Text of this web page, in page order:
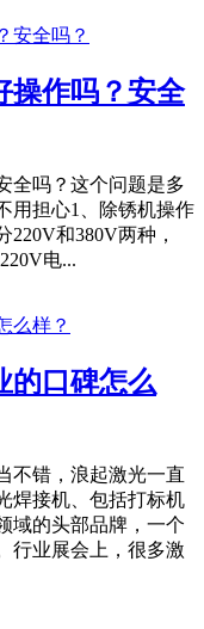
操作吗？安全
全吗？这个问题是多
用担心1、除锈机操作
220V和380V两种，
电...
的口碑怎么
不错，浪起激光一直
焊接机、包括打标机
域的头部品牌，一个
行业展会上，很多激